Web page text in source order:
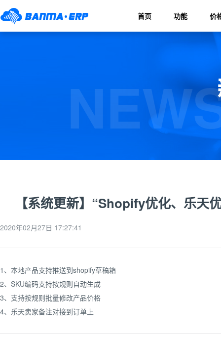
首页 功能 价
【系统更新】“Shopify优化、乐天
2020年02月27日 17:27:41
1、本地产品支持推送到shopify草稿箱
2、SKU编码支持按规则自动生成
3、支持按规则批量修改产品价格
4、乐天卖家备注对接到订单上